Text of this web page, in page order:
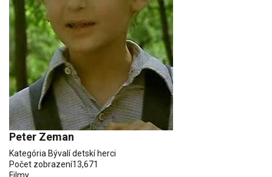
Peter Zeman
Kategória Bývalí detskí herci
Počet zobrazení13,671